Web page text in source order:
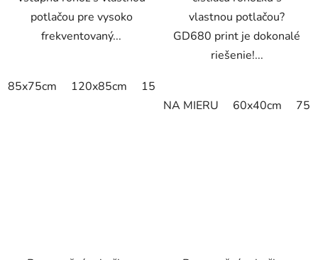
potlačou pre vysoko
frekventovaný...
85x75cm 120x85cm 150x85cm
vlastnou potlačou?
GD680 print je dokonalé
riešenie!...
NA MIERU 60x40cm